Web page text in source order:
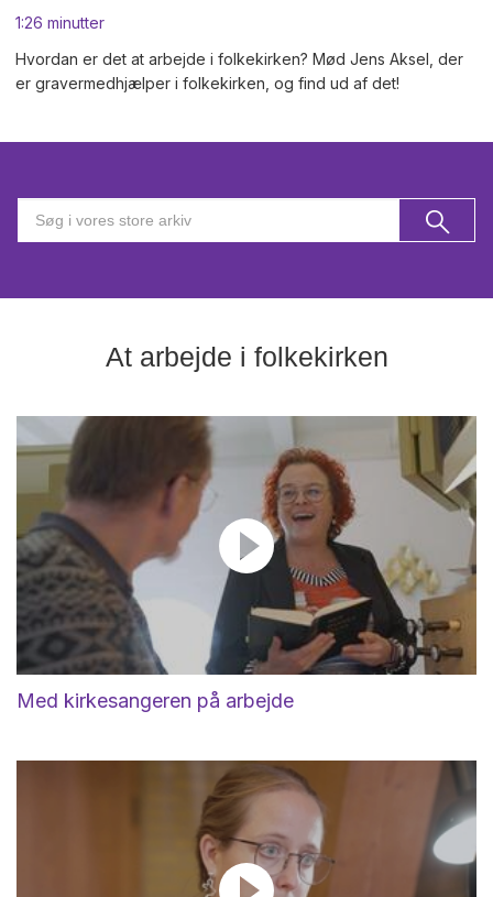
1:26 minutter
Hvordan er det at arbejde i folkekirken? Mød Jens Aksel, der
er gravermedhjælper i folkekirken, og find ud af det!
At arbejde i folkekirken
Med kirkesangeren på arbejde